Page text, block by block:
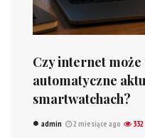
Czy internet
automatyczne
smartwatchach?
admin 2 miesiące ago 332